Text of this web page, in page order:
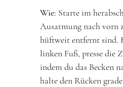
Wie: Starte im
Ausatmung nach vorn
hüftweit entfernt sind.
linken Fuß, presse die
indem du das Becken
halte den Rücken